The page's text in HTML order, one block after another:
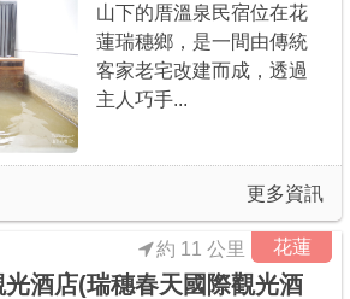
山下的厝溫泉民宿位在花
蓮瑞穗鄉，是一間由傳統
客家老宅改建而成，透過
主人巧手...
更多資訊
花蓮
酒店(瑞穗春天國際觀光酒
約 11 公里